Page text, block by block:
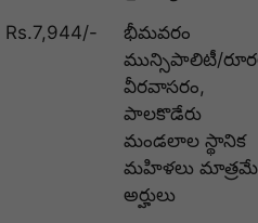
Rs.7,944/-
భీమవరం
మున్సిపాలిటీ/
వీరవాసరం,
పాలకొడేరు
మండలాల స్థానిక
మహిళలు మాత్రమే
అర్హులు